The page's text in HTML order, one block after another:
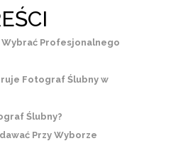
Profesjonalnego
Fotograf Ślubny w
Ślubny?
Przy Wyborze